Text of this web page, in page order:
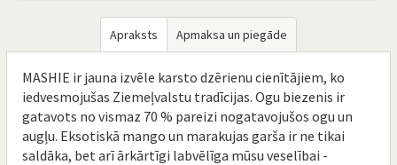
Apraksts Apmaksa un piegāde
MASHIE ir jauna izvēle karsto dzērienu cienītājiem, ko
iedvesmojušas Ziemeļvalstu tradīcijas. Ogu biezenis ir
gatavots no vismaz 70 % pareizi nogatavojušos ogu un
augļu. Eksotiskā mango un marakujas garša ir ne tikai
saldāka, bet arī ārkārtīgi labvēlīga mūsu veselībai -